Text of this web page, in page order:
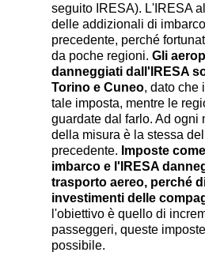
seguito IRESA). L'IRESA
delle addizionali di
precedente, perché
da poche regioni. Gli
danneggiati dall'IRESA
Torino e Cuneo, dato che
tale imposta, mentre le
guardate dal farlo. Ad ogni
della misura è la stessa
precedente. Imposte
imbarco e l'IRESA
trasporto aereo, perché
investimenti delle
l'obiettivo è quello di
passeggeri, queste
possibile.